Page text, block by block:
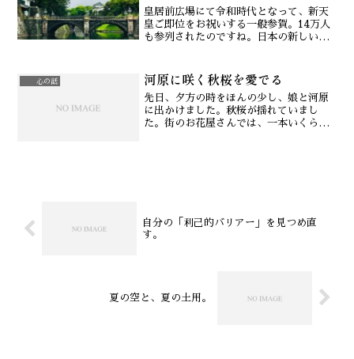
皇居前広場にて令和時代となって、新天
皇ご即位をお祝いする一般参賀。14万人
も参列されたのですね。日本の新しい時
日はみなさんどのように過ごされました
か？私は偶然にも、皇...
心の話 河原に咲く秋桜を愛でる
先日、夕方の時をほんの少し、娘と河原
に出かけました。秋桜が揺れていまし
た。街のお花屋さんでは、一本いくらと
自分の「利己的バリアー」を見つめ直
す。
夏の空と、夏の土用。